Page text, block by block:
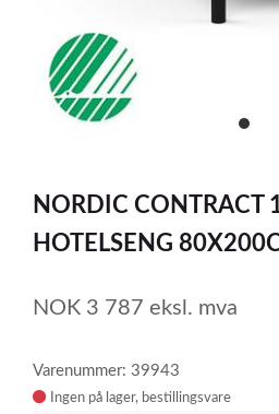
item
of
1
NORDIC CONTRACT
HOTELSENG
NOK 3 787 eksl. mva
Varenummer: 39943
Ingen på lager